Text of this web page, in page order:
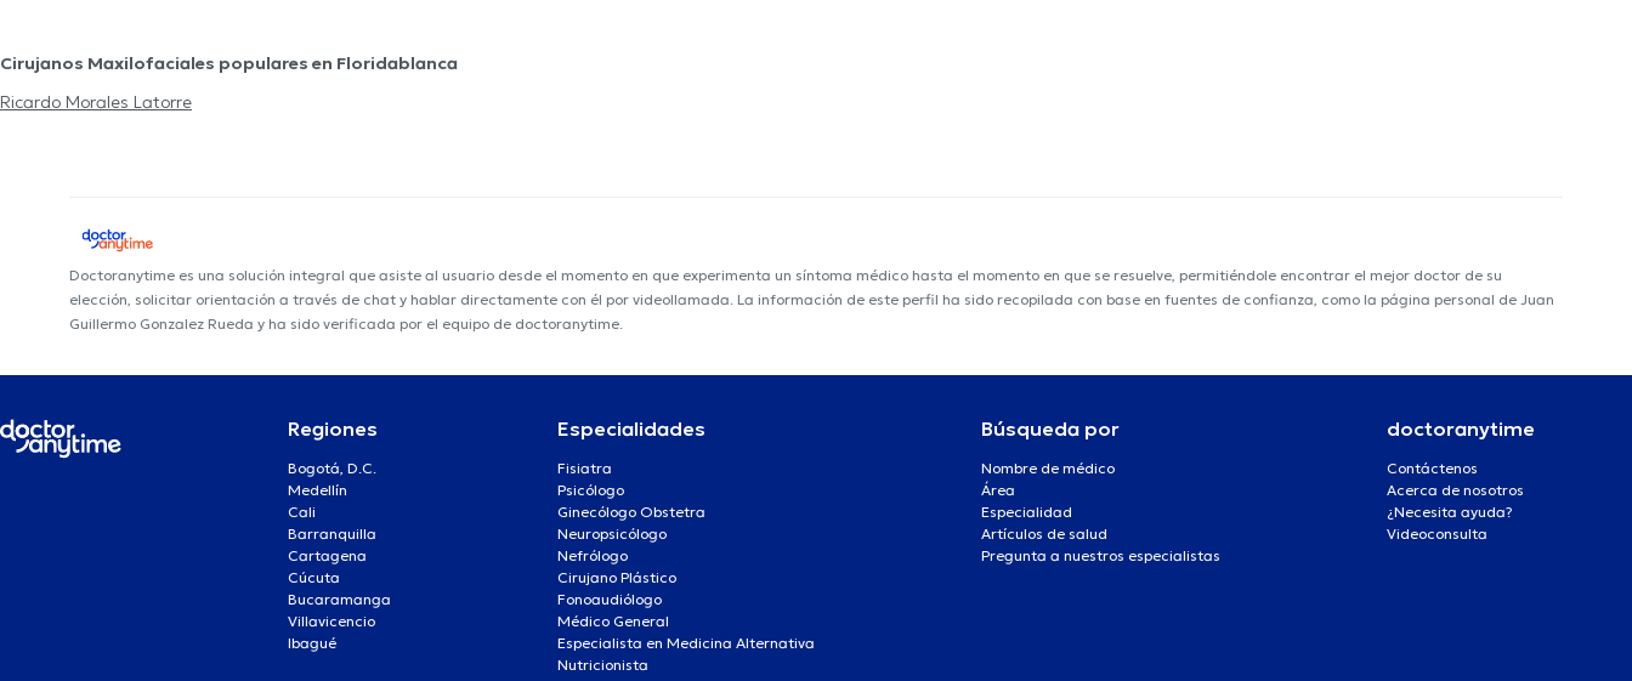
Cirujanos Maxilofaciales populares en Floridablanca
Ricardo Morales Latorre
Doctoranytime es una solución integral que asiste al usuario desde el momento en que experimenta un síntoma médico hasta el momento en que se resuelve, permitiéndole encontrar el mejor doctor de su
elección, solicitar orientación a través de chat y hablar directamente con él por videollamada. La información de este perfil ha sido recopilada con base en fuentes de confianza, como la página personal de Juan
Guillermo Gonzalez Rueda y ha sido verificada por el equipo de doctoranytime.
Regiones
Bogotá, D.C.
Medellín
Cali
Barranquilla
Cartagena
Cúcuta
Bucaramanga
Villavicencio
Ibagué
Especialidades
Fisiatra
Psicólogo
Ginecólogo Obstetra
Neuropsicólogo
Nefrólogo
Cirujano Plástico
Fonoaudiólogo
Médico General
Especialista en Medicina Alternativa
Nutricionista
Búsqueda por
Nombre de médico
Área
Especialidad
Artículos de salud
Pregunta a nuestros especialistas
doctoranytime
Contáctenos
Acerca de nosotros
¿Necesita ayuda?
Videoconsulta